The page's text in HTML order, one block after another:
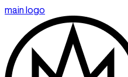
main logo